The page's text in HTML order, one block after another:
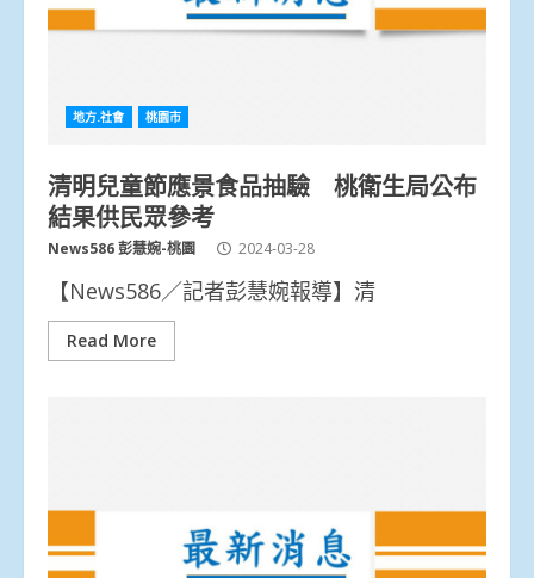
地方.社會 桃園市
清明兒童節應景食品抽驗 桃衛生局公布
結果供民眾參考
News586 彭慧婉-桃園 2024-03-28
【News586／記者彭慧婉報導】清
Read More